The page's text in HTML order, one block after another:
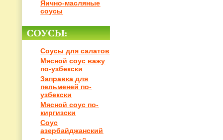
Яично-масляные
соусы
Соусы для салатов
Мясной соус важу
по-узбекски
Заправка для
пельменей по-
узбекски
Мясной соус по-
киргизски
Соус
азербайджанский